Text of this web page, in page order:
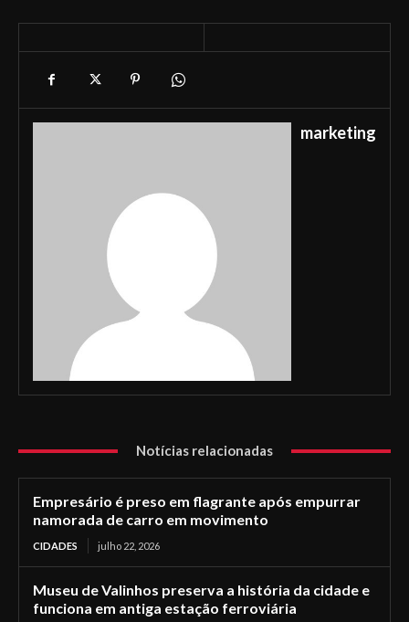
marketing
Notícias relacionadas
Empresário é preso em flagrante após empurrar
namorada de carro em movimento
CIDADES julho 22, 2026
Museu de Valinhos preserva a história da cidade e
funciona em antiga estação ferroviária